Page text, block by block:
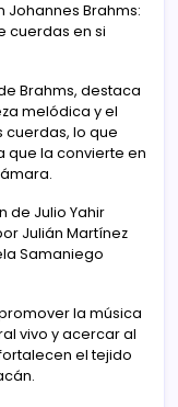
Brahms:
cuerdas en si
Brahms, destaca
melódica y el
cuerdas, lo que
que la convierte en
de Julio Yahir
Julián Martínez
Samaniego
la música
vivo y acercar al
el tejido